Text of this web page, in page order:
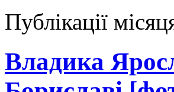
Публікації
Владика